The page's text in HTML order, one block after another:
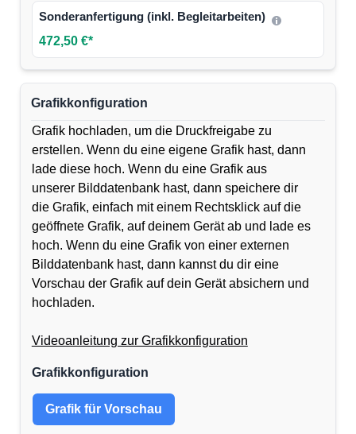
Sonderanfertigung (inkl. Begleitarbeiten)
472,50 €*
Grafikkonfiguration
Grafik hochladen, um die Druckfreigabe zu
erstellen. Wenn du eine eigene Grafik hast, dann
lade diese hoch. Wenn du eine Grafik aus
unserer Bilddatenbank hast, dann speichere dir
die Grafik, einfach mit einem Rechtsklick auf die
geöffnete Grafik, auf deinem Gerät ab und lade es
hoch. Wenn du eine Grafik von einer externen
Bilddatenbank hast, dann kannst du dir eine
Vorschau der Grafik auf dein Gerät absichern und
hochladen.
Videoanleitung zur Grafikkonfiguration
Grafikkonfiguration
Grafik für Vorschau